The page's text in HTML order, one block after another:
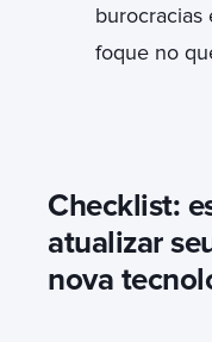
foque no
Checklist:
atualizar
nova